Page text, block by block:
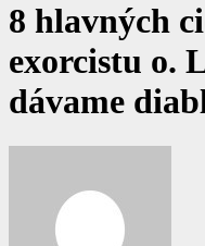
8 hlavných
exorcistu o.
dávame